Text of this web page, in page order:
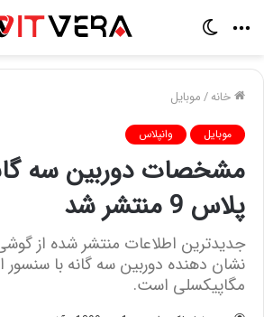
منو
خانه/موبایل
موبایل وانپلاس
مشخصات دوربین سه
پلاس 9 منتشر شد
مگاپیکسلی است.